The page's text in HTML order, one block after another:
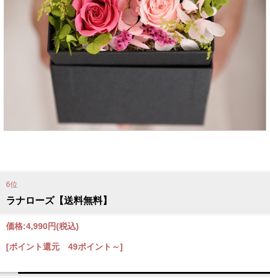
6位
ラナローズ【送料無料】
価格:4,990円(税込)
[ポイント還元 49ポイント～]